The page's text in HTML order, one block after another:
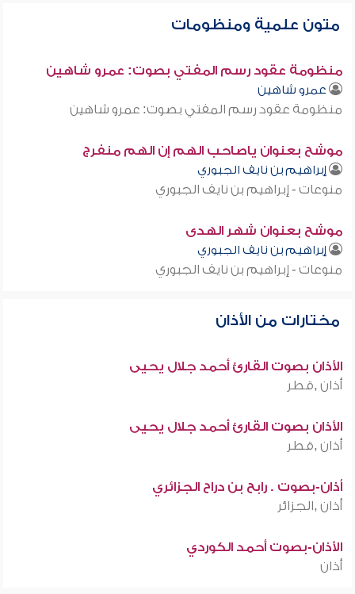
متون علمية ومنظومات
منظومة عقود رسم المفتي بصوت: عمرو شاهين
عمرو شاهين
منظومة عقود رسم المفتي بصوت: عمرو شاهين
موشح بعنوان ياصاحب الهم إن الهم منفرج
إبراهيم بن نايف الجبوري
منوعات - إبراهيم بن نايف الجبوري
موشح بعنوان شهر الهدى
إبراهيم بن نايف الجبوري
منوعات - إبراهيم بن نايف الجبوري
مختارات من الأذان
الأذان بصوت القارئ أحمد جلال يحيى
أذان ,قطر
الأذان بصوت القارئ أحمد جلال يحيى
أذان ,قطر
أذان-بصوت . رابح بن دراح الجزائري
أذان ,الجزائر
الأذان-بصوت أحمد الكوردي
أذان